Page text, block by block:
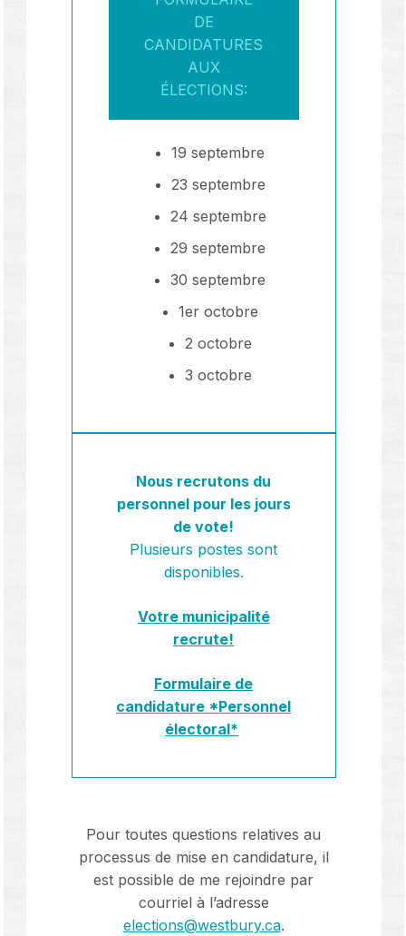
DE
CANDIDATURES
AUX
ÉLECTIONS:
19 septembre
23 septembre
24 septembre
29 septembre
30 septembre
1er octobre
2 octobre
3 octobre
Nous recrutons du
personnel pour les jours
de vote!
Plusieurs postes sont
disponibles.
Votre municipalité
recrute!
Formulaire de
candidature *Personnel
électoral*
Pour toutes questions relatives au
processus de mise en candidature, il
est possible de me rejoindre par
courriel à l’adresse
elections@westbury.ca.